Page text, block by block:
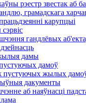
рэестр звестак аб
грамадскага
карупцыі
гандлёвых
дамы
дамоў
пустуючых жылых
дакументы
аб наяўнасці